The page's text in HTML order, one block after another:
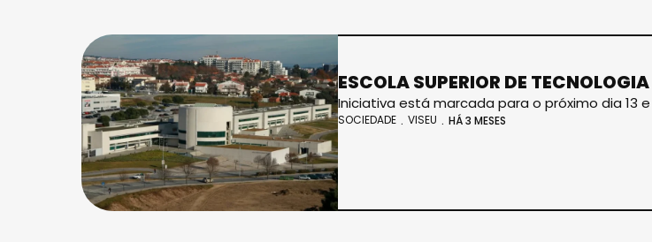
ESCOLA SUPERIOR DE
Iniciativa está marcada para o próximo dia 13
SOCIEDADE VISEU HÁ 3 MESES